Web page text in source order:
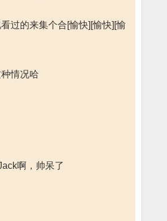
过的来集个合[愉快][愉快][愉
情况哈
啊，帅呆了